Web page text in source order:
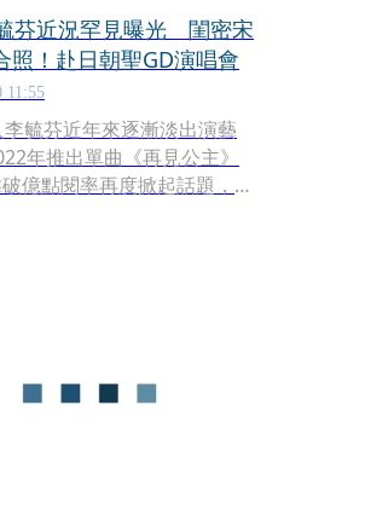
芬近況罕見曝光 閨密宋
照！赴日朝聖GD演唱會
11:55
毓芬近年來逐漸淡出演藝
年推出單曲《再見公主》
億點閱率再度掀起話題，但